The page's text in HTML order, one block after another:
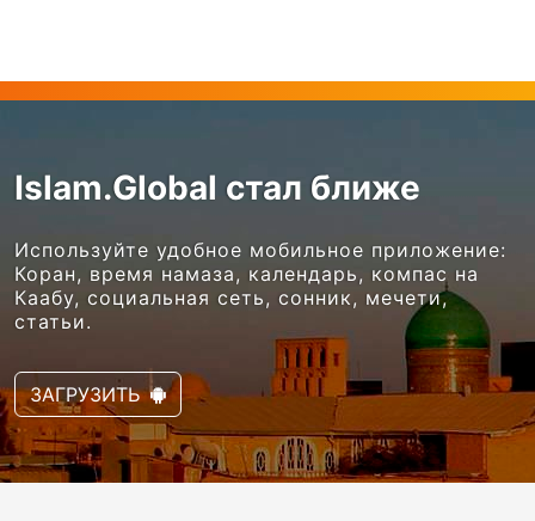
Islam.Global стал ближе
Используйте удобное мобильное приложение:
Коран, время намаза, календарь, компас на
Каабу, социальная сеть, сонник, мечети,
статьи.
ЗАГРУЗИТЬ